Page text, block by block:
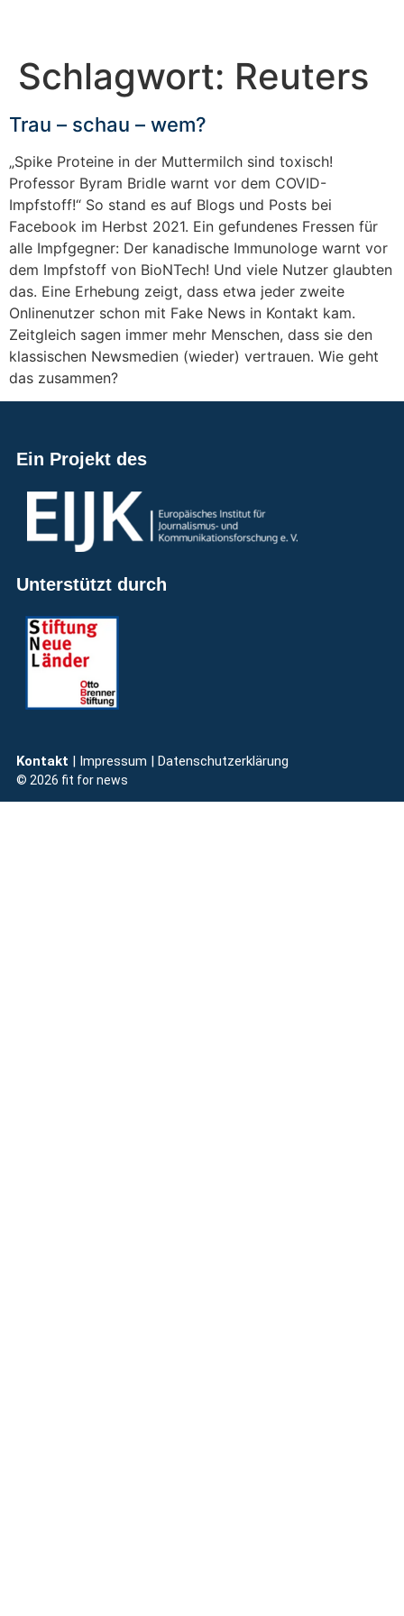
Schlagwort: Reuters
Trau – schau – wem?
„Spike Proteine in der Muttermilch sind toxisch!
Professor Byram Bridle warnt vor dem COVID-
Impfstoff!“ So stand es auf Blogs und Posts bei
Facebook im Herbst 2021. Ein gefundenes Fressen für
alle Impfgegner: Der kanadische Immunologe warnt vor
dem Impfstoff von BioNTech! Und viele Nutzer glaubten
das. Eine Erhebung zeigt, dass etwa jeder zweite
Onlinenutzer schon mit Fake News in Kontakt kam.
Zeitgleich sagen immer mehr Menschen, dass sie den
klassischen Newsmedien (wieder) vertrauen. Wie geht
das zusammen?
Ein Projekt des
Unterstützt durch
Kontakt | Impressum | Datenschutzerklärung
© 2026 fit for news